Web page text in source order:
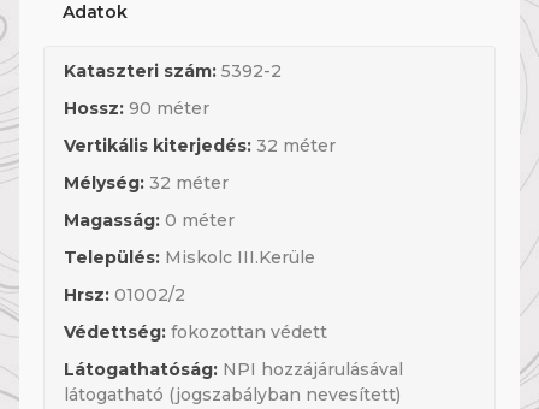
Adatok
Kataszteri szám: 5392-2
Hossz: 90 méter
Vertikális kiterjedés: 32 méter
Mélység: 32 méter
Magasság: 0 méter
Település: Miskolc III.Kerüle
Hrsz: 01002/2
Védettség: fokozottan védett
Látogathatóság: NPI hozzájárulásával
látogatható (jogszabályban nevesített)